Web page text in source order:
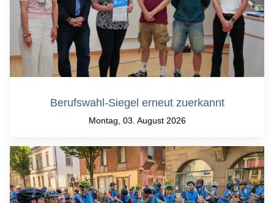
Berufswahl-Siegel erneut zuerkannt
Montag, 03. August 2026